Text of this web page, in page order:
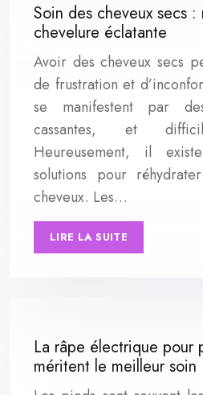
Soin des cheveux secs
chevelure éclatante
Avoir des cheveux secs
de frustration et
se manifestent par
cassantes, et
Heureusement, il
solutions pour
cheveux. Les…
LIRE LA SUITE
La râpe électrique pour
méritent le meilleur soin